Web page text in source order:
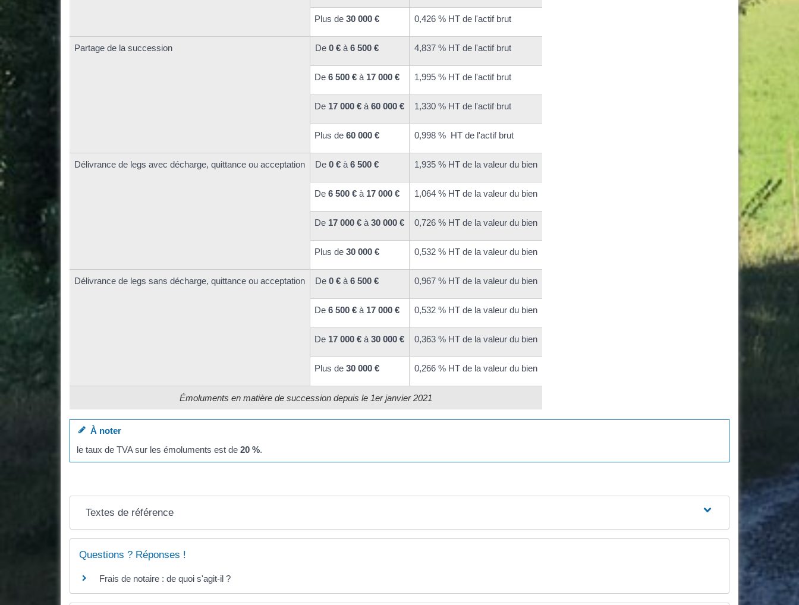
Émoluments en matière de succession depuis le 1er janvier 2021
Plus de 30 000 € 0,426 % HT de l'actif brut
Partage de la succession De 0 € à 6 500 € 4,837 % HT de l'actif brut
De 6 500 € à 17 000 € 1,995 % HT de l'actif brut
De 17 000 € à 60 000 € 1,330 % HT de l'actif brut
Plus de 60 000 € 0,998 % HT de l'actif brut
Délivrance de legs avec décharge, quittance ou acceptation De 0 € à 6 500 € 1,935 % HT de la valeur du bien
De 6 500 € à 17 000 € 1,064 % HT de la valeur du bien
De 17 000 € à 30 000 € 0,726 % HT de la valeur du bien
Plus de 30 000 € 0,532 % HT de la valeur du bien
Délivrance de legs sans décharge, quittance ou acceptation De 0 € à 6 500 € 0,967 % HT de la valeur du bien
De 6 500 € à 17 000 € 0,532 % HT de la valeur du bien
De 17 000 € à 30 000 € 0,363 % HT de la valeur du bien
Plus de 30 000 € 0,266 % HT de la valeur du bien
À noter
le taux de TVA sur les émoluments est de20 %.
Textes de référence
Questions ? Réponses !
Frais de notaire : de quoi s'agit-il ?